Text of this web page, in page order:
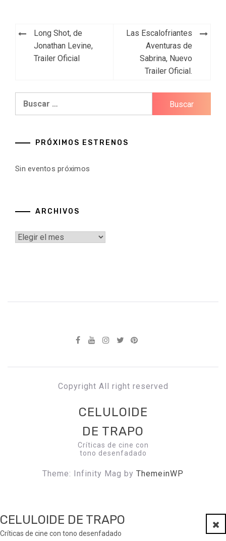
Navegación
entradas
Long Shot, de
Jonathan Levine,
Trailer Oficial
Las Escalofriantes
Aventuras de
Sabrina, Nuevo
Trailer Oficial.
PRÓXIMOS ESTRENOS
Sin eventos próximos
ARCHIVOS
Archivos
Copyright All right reserved
CELULOIDE
DE TRAPO
Críticas de cine con
tono desenfadado
Theme: Infinity Mag by ThemeinWP
CELULOIDE DE TRAPO
Críticas de cine con tono desenfadado